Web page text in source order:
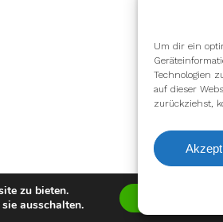
Um dir ein
Technologien
auf dieser
zurückziehst,
zu bieten.
ausschalten.